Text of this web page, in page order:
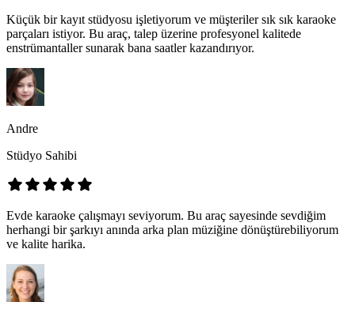
Küçük bir kayıt stüdyosu işletiyorum ve müşteriler sık sık karaoke
parçaları istiyor. Bu araç, talep üzerine profesyonel kalitede
enstrümantaller sunarak bana saatler kazandırıyor.
Andre
Stüdyo Sahibi
Evde karaoke çalışmayı seviyorum. Bu araç sayesinde sevdiğim
herhangi bir şarkıyı anında arka plan müziğine dönüştürebiliyorum
ve kalite harika.